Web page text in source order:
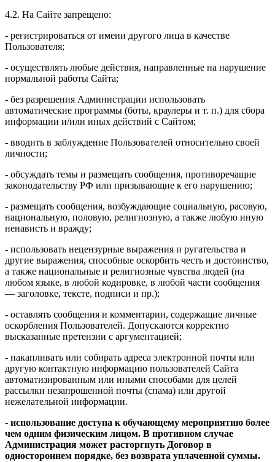
4.2. На Сайте запрещено:
- регистрироваться от имени другого лица в качестве
Пользователя;
- осуществлять любые действия, направленные на нарушение
нормальной работы Сайта;
- без разрешения Администрации использовать
автоматические программы (боты, краулеры и т. п.) для сбора
информации и/или иных действий с Сайтом;
- вводить в заблуждение Пользователей относительно своей
личности;
- обсуждать темы и размещать сообщения, противоречащие
законодательству РФ или призывающие к его нарушению;
- размещать сообщения, возбуждающие социальную, расовую,
национальную, половую, религиозную, а также любую иную
ненависть и вражду;
- использовать нецензурные выражения и ругательства и
другие выражения, способные оскорбить честь и достоинство,
а также национальные и религиозные чувства людей (на
любом языке, в любой кодировке, в любой части сообщения
— заголовке, тексте, подписи и пр.);
- оставлять сообщения и комментарии, содержащие личные
оскорбления Пользователей. Допускаются корректно
высказанные претензии с аргументацией;
- накапливать или собирать адреса электронной почты или
другую контактную информацию пользователей Сайта
автоматизированным или иными способами для целей
рассылки незапрошенной почты (спама) или другой
нежелательной информации.
- использование доступа к обучающему мероприятию более
чем одним физическим лицом. В противном случае
Администрация может расторгнуть Договор в
одностороннем порядке, без возврата уплаченной суммы.